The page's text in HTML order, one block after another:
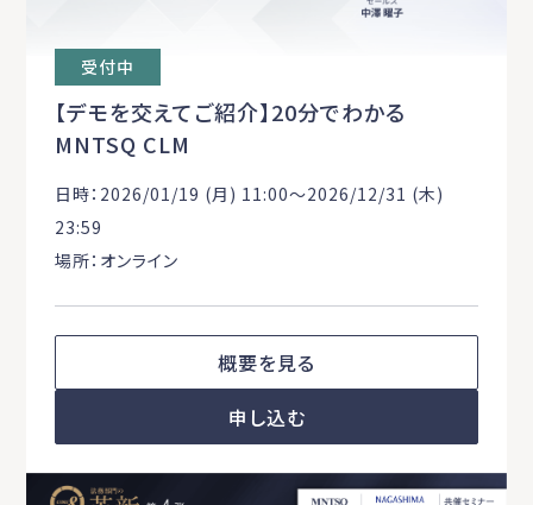
受付中
【デモを交えてご紹介】20分でわかる
MNTSQ CLM
日時：2026/01/19 (月) 11:00〜2026/12/31 (木)
23:59
場所：オンライン
概要を見る
申し込む